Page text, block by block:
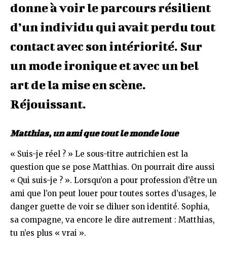
donne à voir le parcours résilient
d’un individu qui avait perdu tout
contact avec son intériorité. Sur
un mode ironique et avec un bel
art de la mise en scène.
Réjouissant.
Matthias, un ami que tout le monde loue
« Suis-je réel ? » Le sous-titre autrichien est la
question que se pose Matthias. On pourrait dire aussi
« Qui suis-je ? ». Lorsqu’on a pour profession d’être un
ami que l’on peut louer pour toutes sortes d’usages, le
danger guette de voir se diluer son identité. Sophia,
sa compagne, va encore le dire autrement : Matthias,
tu n’es plus « vrai ».